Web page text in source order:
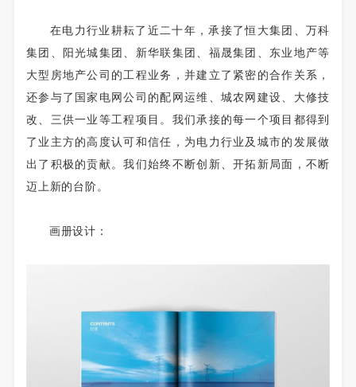
在电力行业耕耘了近二十年，承接了恒大集团、万科
集团、阳光城集团、新华联集团、福晟集团、东业地产等
大型房地产公司的工程业务，并建立了紧密的合作关系，
还参与了国家电网公司的配网运维、城农网建设、大修技
改、三供一业等工程项目。我们承接的每一个项目都得到
了业主方的高度认可和信任，为电力行业及城市的发展做
出了积极的贡献。我们始终不断创新、开拓新局面，不断
迈上新的台阶。
画册设计：